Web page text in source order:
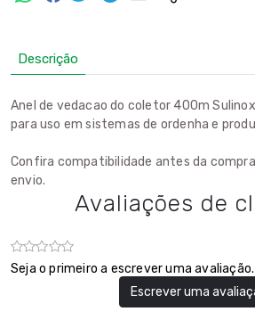
Descrição
Anel de vedacao do coletor 400m
para uso em sistemas de ordenha e
Confira compatibilidade antes da
envio.
Avaliações de
Seja o primeiro a escrever uma avaliação.
Escrever uma